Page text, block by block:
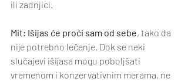
ili zadnjici.
Mit: Išijas će proći sam od sebe, tako da
nije potrebno lečenje. Dok se neki
slučajevi išijasa mogu poboljšati
vremenom i konzervativnim merama, ne